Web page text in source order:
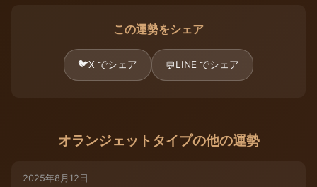
この運勢をシェア
🐦X でシェア 💬LINE でシェア
オランジェットタイプの他の運勢
2025年8月12日